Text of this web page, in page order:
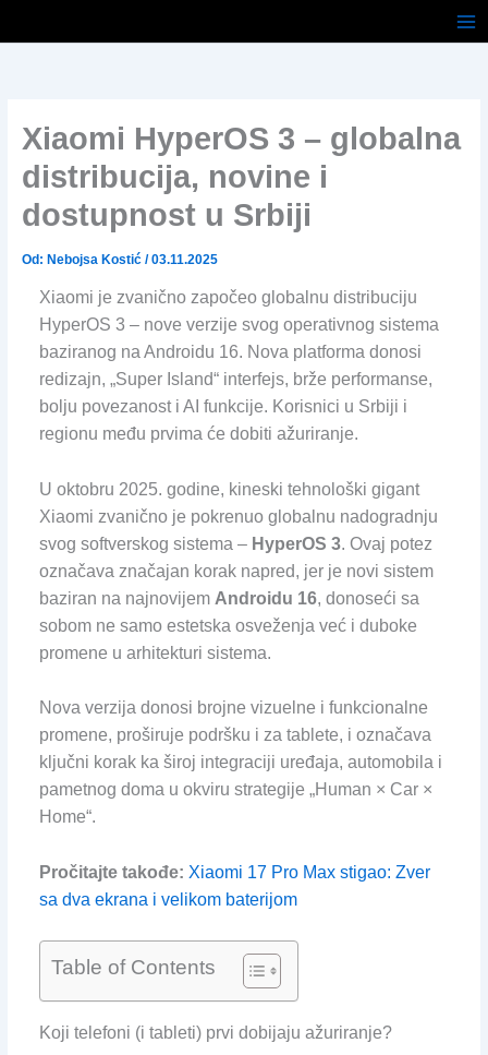
Xiaomi HyperOS 3 – globalna
distribucija, novine i
dostupnost u Srbiji
Od: Nebojsa Kostić /03.11.2025
Xiaomi je zvanično započeo globalnu distribuciju
HyperOS 3 – nove verzije svog operativnog sistema
baziranog na Androidu 16. Nova platforma donosi
redizajn, „Super Island“ interfejs, brže performanse,
bolju povezanost i AI funkcije. Korisnici u Srbiji i
regionu među prvima će dobiti ažuriranje.
U oktobru 2025. godine, kineski tehnološki gigant
Xiaomi zvanično je pokrenuo globalnu nadogradnju
svog softverskog sistema – HyperOS 3. Ovaj potez
označava značajan korak napred, jer je novi sistem
baziran na najnovijem Androidu 16, donoseći sa
sobom ne samo estetska osveženja već i duboke
promene u arhitekturi sistema.
Nova verzija donosi brojne vizuelne i funkcionalne
promene, proširuje podršku i za tablete, i označava
ključni korak ka široj integraciji uređaja, automobila i
pametnog doma u okviru strategije „Human × Car ×
Home“.
Pročitajte takođe: Xiaomi 17 Pro Max stigao: Zver
sa dva ekrana i velikom baterijom
Table of Contents
Koji telefoni (i tableti) prvi dobijaju ažuriranje?